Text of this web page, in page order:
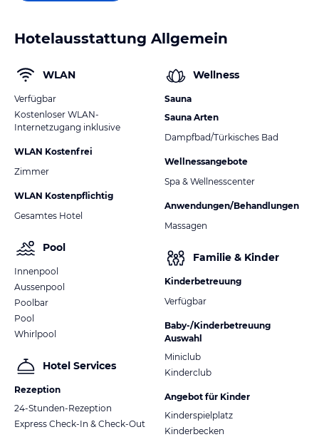
Hotelausstattung Allgemein
WLAN
Verfügbar
Kostenloser WLAN-
Internetzugang inklusive
WLAN Kostenfrei
Zimmer
WLAN Kostenpflichtig
Gesamtes Hotel
Pool
Innenpool
Aussenpool
Poolbar
Pool
Whirlpool
Hotel Services
Rezeption
24-Stunden-Rezeption
Express Check-In & Check-Out
Wellness
Sauna
Sauna Arten
Dampfbad/Türkisches Bad
Wellnessangebote
Spa & Wellnesscenter
Anwendungen/Behandlungen
Massagen
Familie & Kinder
Kinderbetreuung
Verfügbar
Baby-/Kinderbetreuung
Auswahl
Miniclub
Kinderclub
Angebot für Kinder
Kinderspielplatz
Kinderbecken